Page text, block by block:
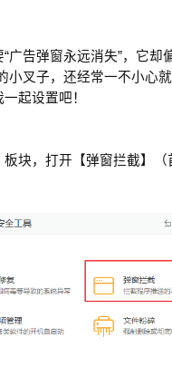
“广告弹窗永远消失”，它却
叉子，还经常一不小心
起设置吧！
块，打开【弹窗拦截】